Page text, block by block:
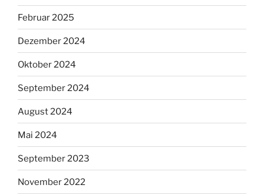
Februar 2025
Dezember 2024
Oktober 2024
September 2024
August 2024
Mai 2024
September 2023
November 2022